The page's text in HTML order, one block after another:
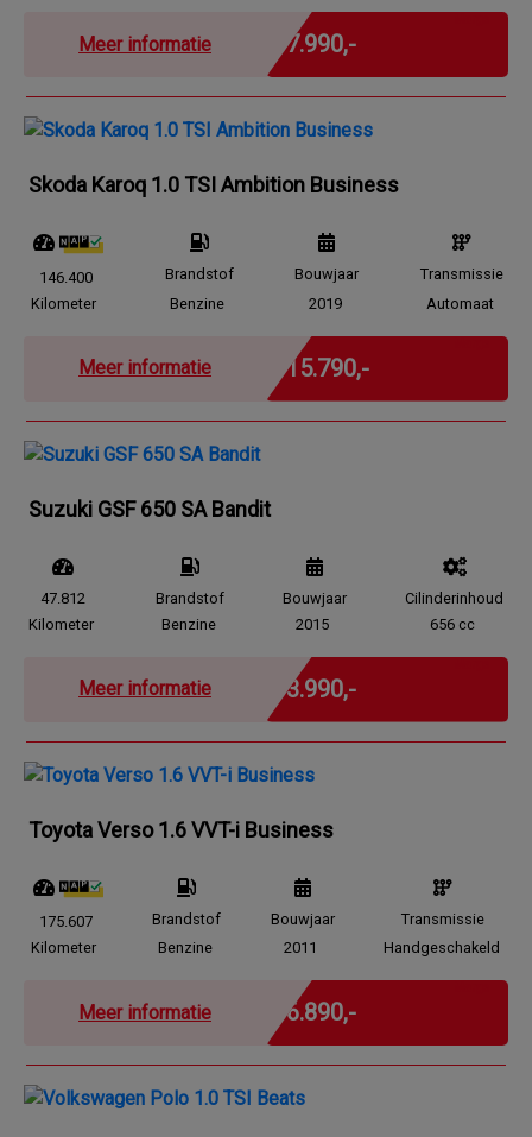
Meer informatie € 7.990,-
Skoda Karoq 1.0 TSI Ambition Business
146.400
Kilometer
Brandstof
Benzine
Bouwjaar
2019
Transmissie
Automaat
Meer informatie € 15.790,-
Suzuki GSF 650 SA Bandit
47.812
Kilometer
Brandstof
Benzine
Bouwjaar
2015
Cilinderinhoud
656 cc
Meer informatie € 3.990,-
Toyota Verso 1.6 VVT-i Business
175.607
Kilometer
Brandstof
Benzine
Bouwjaar
2011
Transmissie
Handgeschakeld
Meer informatie € 6.890,-